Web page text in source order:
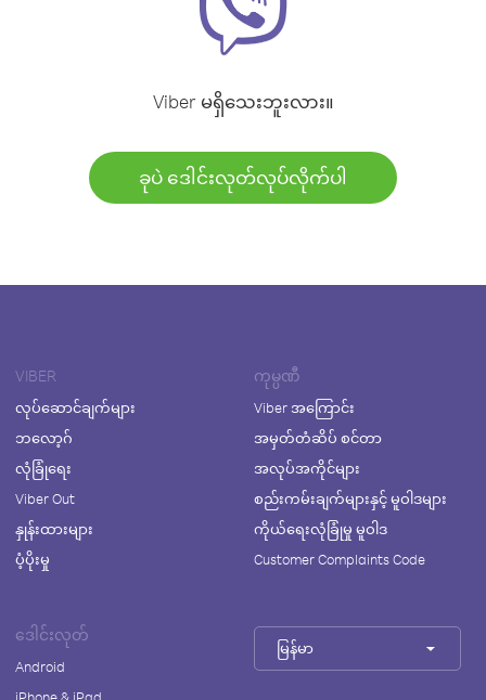
Viber မရှိသေးဘူးလား။
ခုပဲ ဒေါင်းလုတ်လုပ်လိုက်ပါ
VIBER
လုပ်ဆောင်ချက်များ
ဘလော့ဂ်
လုံခြုံရေး
Viber Out
နှုန်းထားများ
ပံ့ပိုးမှု
ကုမ္ပဏီ
Viber အကြောင်း
အမှတ်တံဆိပ် စင်တာ
အလုပ်အကိုင်များ
စည်းကမ်းချက်များနှင့် မူဝါဒများ
ကိုယ်ရေးလုံခြုံမှု မူဝါဒ
Customer Complaints Code
ဒေါင်းလုတ်
Android
မြန်မာ